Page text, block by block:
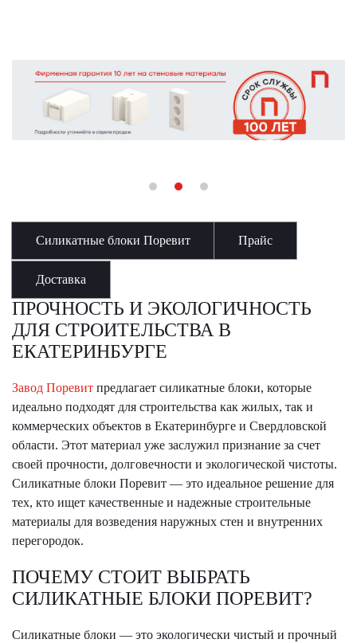
Силикатные блоки Поревит Прайс
Доставка
ПРОЧНОСТЬ И ЭКОЛОГИЧНОСТЬ
ДЛЯ СТРОИТЕЛЬСТВА В
ЕКАТЕРИНБУРГЕ
Завод Поревит предлагает силикатные блоки, которые
идеально подходят для строительства как жилых, так и
коммерческих объектов в Екатеринбурге и Свердловской
области. Этот материал уже заслужил признание за счет
своей прочности, долговечности и экологической чистоты.
Силикатные блоки Поревит — это идеальное решение для
тех, кто ищет качественные и надежные строительные
материалы для возведения наружных стен и внутренних
перегородок.
ПОЧЕМУ СТОИТ ВЫБРАТЬ
СИЛИКАТНЫЕ БЛОКИ ПОРЕВИТ?
Силикатные блоки — это экологически чистый и прочный